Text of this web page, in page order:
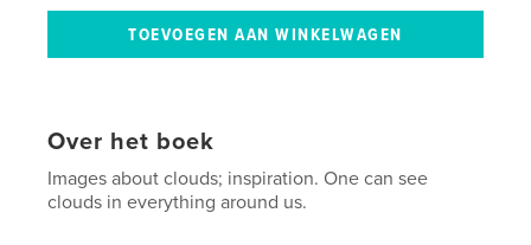
Over het boek
Images about clouds; inspiration. One can see
clouds in everything around us.